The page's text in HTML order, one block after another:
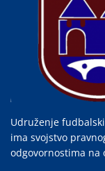
Udruženje
ima svojstvo
odgovornostima na